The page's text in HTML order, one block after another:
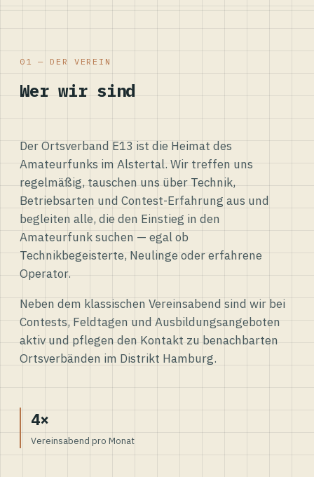
01 — DER VEREIN
Wer wir sind
Der Ortsverband E13 ist die Heimat des
Amateurfunks im Alstertal. Wir treffen uns
regelmäßig, tauschen uns über Technik,
Betriebsarten und Contest-Erfahrung aus und
begleiten alle, die den Einstieg in den
Amateurfunk suchen — egal ob
Technikbegeisterte, Neulinge oder erfahrene
Operator.
Neben dem klassischen Vereinsabend sind wir bei
Contests, Feldtagen und Ausbildungsangeboten
aktiv und pflegen den Kontakt zu benachbarten
Ortsverbänden im Distrikt Hamburg.
4×
Vereinsabend pro Monat